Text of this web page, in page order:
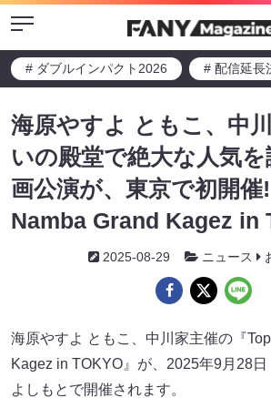
Menu
# ダブルインパクト2026 # 配信延長
海原やすよ ともこ、中
いの殿堂で絶大な人気
画公演が、東京で初開
Namba Grand Kagez in
2025-08-29 ニュース
海原やすよ ともこ、中川家主催の『
Kagez in TOKYO』が、2025年9月28
よしもとで開催されます。